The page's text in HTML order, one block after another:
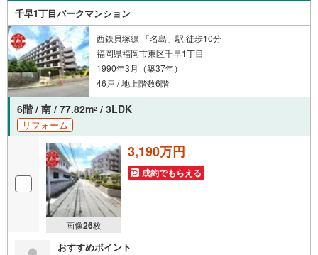
千早1丁目パークマンション
西鉄貝塚線 「名島」駅 徒歩10分
福岡県福岡市東区千早1丁目
1990年3月（築37年）
46戸 / 地上階数6階
6階 / 南 / 77.82m2 / 3LDK
リフォーム
画像26枚
3,190万円
成約でもらえる
おすすめポイント